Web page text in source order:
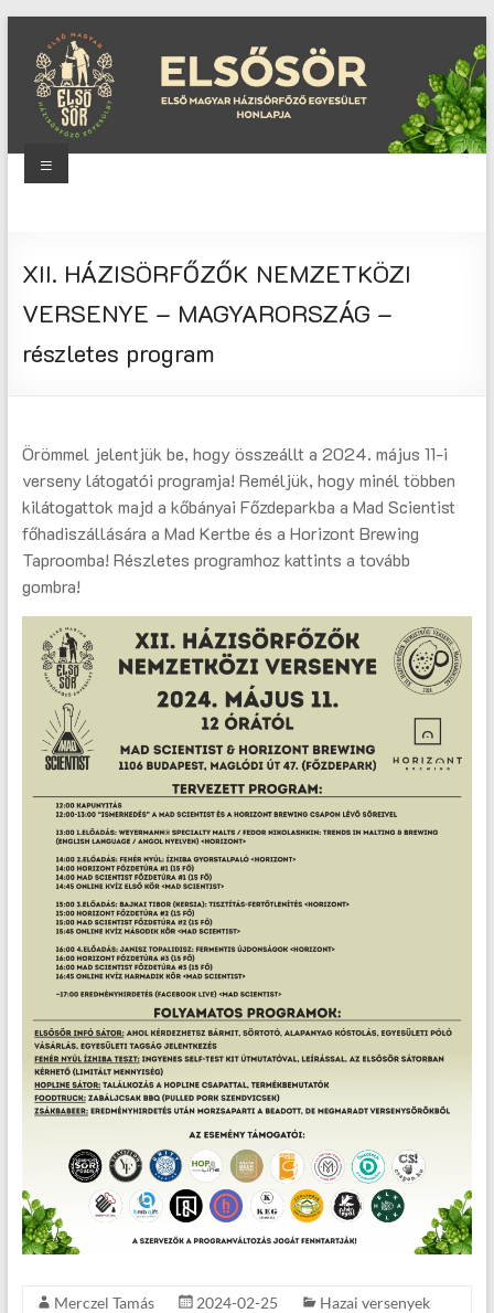
content
Magyar
Egyesület
honlapja
Menu
XII. HÁZISÖRFŐZŐK NEMZETKÖZI
VERSENYE – MAGYARORSZÁG –
részletes program
Örömmel jelentjük be, hogy összeállt a 2024. május 11-i
verseny látogatói programja! Reméljük, hogy minél többen
kilátogattok majd a kőbányai Főzdeparkba a Mad Scientist
főhadiszállására a Mad Kertbe és a Horizont Brewing
Taproomba! Részletes programhoz kattints a tovább
gombra!
Merczel Tamás 2024-02-25 Hazai versenyek